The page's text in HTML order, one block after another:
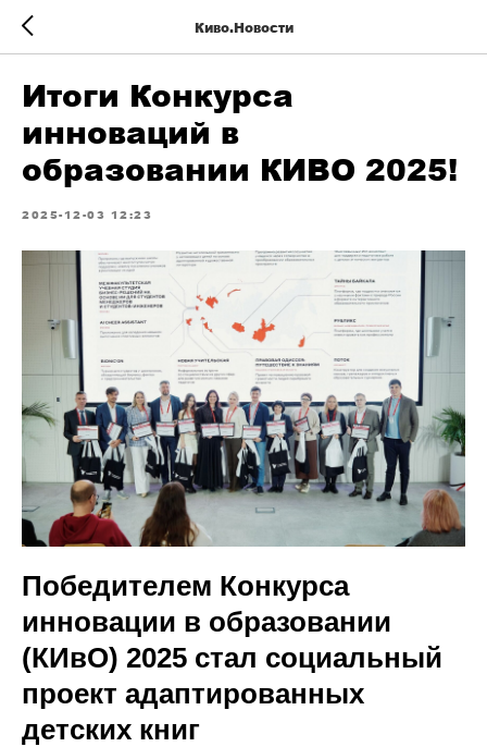
Киво.Новости
Итоги Конкурса
инноваций в
образовании КИВО 2025!
2025-12-03 12:23
Победителем Конкурса
инновации в образовании
(КИвО) 2025 стал социальный
проект адаптированных
детских книг